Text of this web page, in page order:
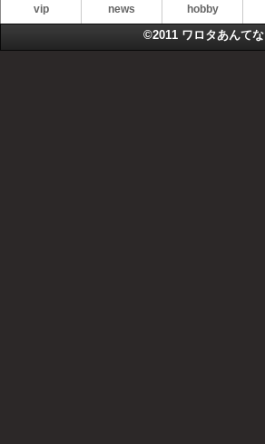
vip news hobby
©2011 ワロタあんてな